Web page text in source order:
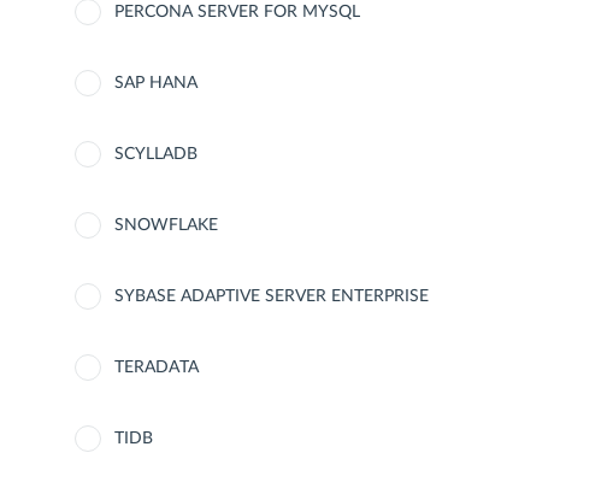
PERCONA SERVER FOR MYSQL
SAP HANA
SCYLLADB
SNOWFLAKE
SYBASE ADAPTIVE SERVER ENTERPRISE
TERADATA
TIDB